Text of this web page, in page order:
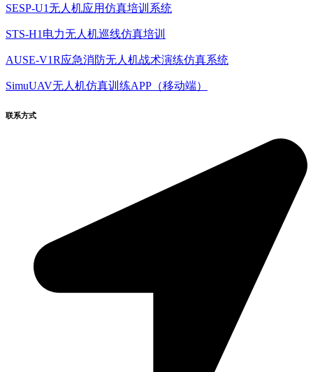
SESP-U1无人机应用仿真培训系统
STS-H1电力无人机巡线仿真培训
AUSE-V1R应急消防无人机战术演练仿真系统
SimuUAV无人机仿真训练APP（移动端）
联系方式